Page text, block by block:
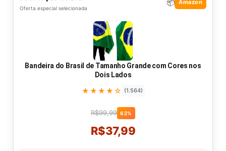
Oferta especial selecionada
📦 Amazon
Bandeira do Brasil de Tamanho Grande com Cores nos
Dois Lados
★★★★☆ (1.564)
R$99,99 62%
R$37,99